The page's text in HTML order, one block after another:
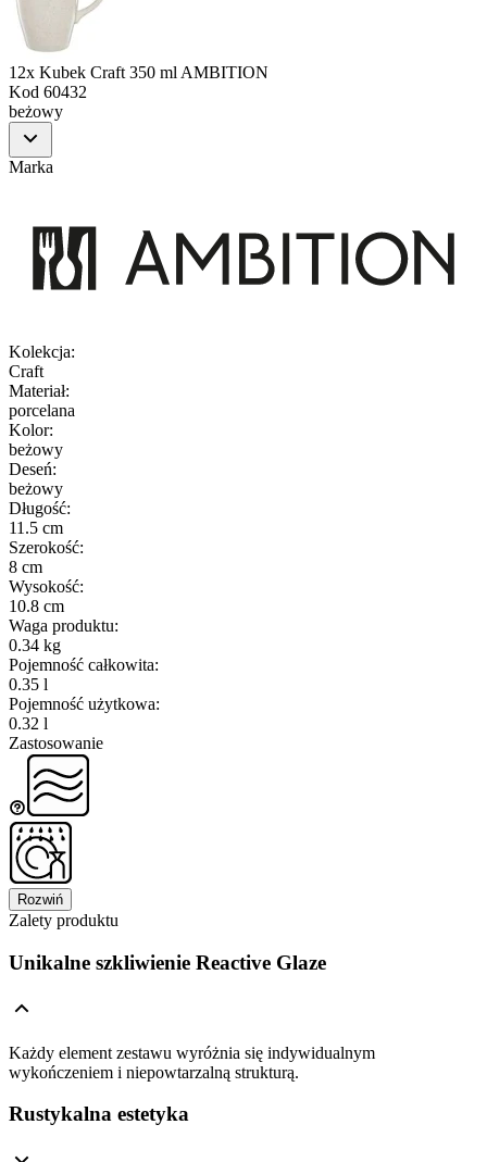
12x Kubek Craft 350 ml AMBITION
Kod 60432
beżowy
Marka
Kolekcja:
Craft
Materiał:
porcelana
Kolor:
beżowy
Deseń:
beżowy
Długość:
11.5 cm
Szerokość:
8 cm
Wysokość:
10.8 cm
Waga produktu:
0.34 kg
Pojemność całkowita:
0.35 l
Pojemność użytkowa:
0.32 l
Zastosowanie
Rozwiń
Zalety produktu
Unikalne szkliwienie Reactive Glaze
Każdy element zestawu wyróżnia się indywidualnym
wykończeniem i niepowtarzalną strukturą.
Rustykalna estetyka